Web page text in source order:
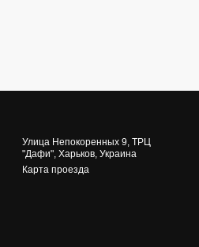
Улица Непокоренных 9, ТРЦ
"Дафи", Харьков, Украина
Карта проезда